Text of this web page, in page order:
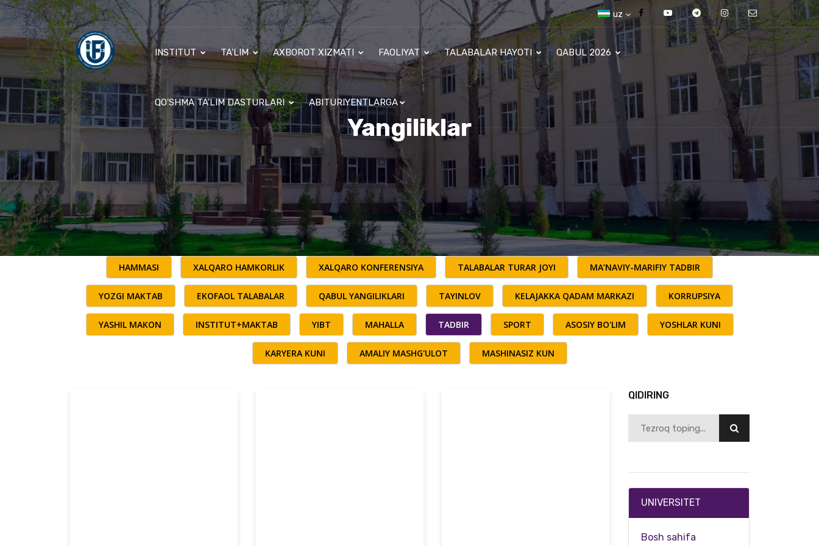
uz
INSTITUT TA'LIM AXBOROT XIZMATI FAOLIYAT TALABALAR HAYOTI QABUL 2026
QO'SHMA TA'LIM DASTURLARI ABITURIYENTLARGA
Yangiliklar
HAMMASI XALQARO HAMKORLIK XALQARO KONFERENSIYA TALABALAR TURAR JOYI MA’NAVIY-MARIFIY TADBIR
YOZGI MAKTAB EKOFAOL TALABALAR QABUL YANGILIKLARI TAYINLOV KELAJAKKA QADAM MARKAZI KORRUPSIYA
YASHIL MAKON INSTITUT+MAKTAB YIBT MAHALLA TADBIR SPORT ASOSIY BO'LIM YOSHLAR KUNI
KARYERA KUNI AMALIY MASHG'ULOT MASHINASIZ KUN
QIDIRING
UNIVERSITET
Bosh sahifa